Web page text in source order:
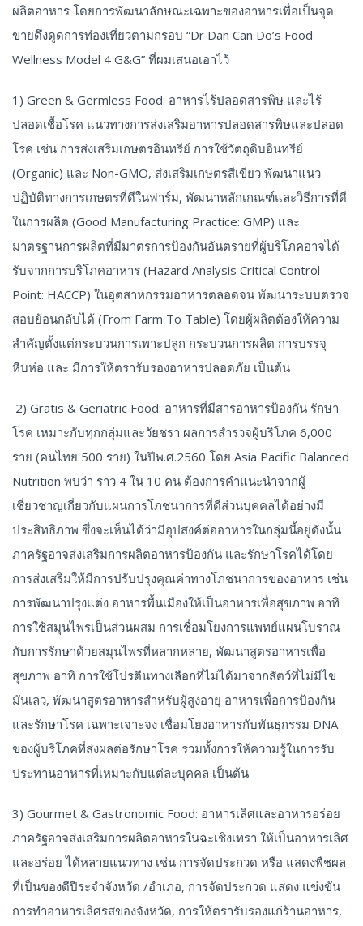
ผลิตอาหาร โดยการพัฒนาลักษณะเฉพาะของอาหารเพื่อเป็นจุด
ขายดึงดูดการท่องเที่ยวตามกรอบ “Dr Dan Can Do’s Food
Wellness Model 4 G&G” ที่ผมเสนอเอาไว้
1) Green & Germless Food: อาหารไร้ปลอดสารพิษ และไร้
ปลอดเชื้อโรค แนวทางการส่งเสริมอาหารปลอดสารพิษและปลอด
โรค เช่น การส่งเสริมเกษตรอินทรีย์ การใช้วัตถุดิบอินทรีย์
(Organic) และ Non-GMO, ส่งเสริมเกษตรสีเขียว พัฒนาแนว
ปฏิบัติทางการเกษตรที่ดีในฟาร์ม, พัฒนาหลักเกณฑ์และวิธีการที่ดี
ในการผลิต (Good Manufacturing Practice: GMP) และ
มาตรฐานการผลิตที่มีมาตรการป้องกันอันตรายที่ผู้บริโภคอาจได้
รับจากการบริโภคอาหาร (Hazard Analysis Critical Control
Point: HACCP) ในอุตสาหกรรมอาหารตลอดจน พัฒนาระบบตรวจ
สอบย้อนกลับได้ (From Farm To Table) โดยผู้ผลิตต้องให้ความ
สำคัญตั้งแต่กระบวนการเพาะปลูก กระบวนการผลิต การบรรจุ
หีบห่อ และ มีการให้ตรารับรองอาหารปลอดภัย เป็นต้น
2) Gratis & Geriatric Food: อาหารที่มีสารอาหารป้องกัน รักษา
โรค เหมาะกับทุกกลุ่มและวัยชรา ผลการสำรวจผู้บริโภค 6,000
ราย (คนไทย 500 ราย) ในปีพ.ศ.2560 โดย Asia Pacific Balanced
Nutrition พบว่า ราว 4 ใน 10 คน ต้องการคำแนะนำจากผู้
เชี่ยวชาญเกี่ยวกับแผนการโภชนาการที่ดีส่วนบุคคลได้อย่างมี
ประสิทธิภาพ ซึ่งจะเห็นได้ว่ามีอุปสงค์ต่ออาหารในกลุ่มนี้อยู่ดังนั้น
ภาครัฐอาจส่งเสริมการผลิตอาหารป้องกัน และรักษาโรคได้โดย
การส่งเสริมให้มีการปรับปรุงคุณค่าทางโภชนาการของอาหาร เช่น
การพัฒนาปรุงแต่ง อาหารพื้นเมืองให้เป็นอาหารเพื่อสุขภาพ อาทิ
การใช้สมุนไพรเป็นส่วนผสม การเชื่อมโยงการแพทย์แผนโบราณ
กับการรักษาด้วยสมุนไพรที่หลากหลาย, พัฒนาสูตรอาหารเพื่อ
สุขภาพ อาทิ การใช้โปรตีนทางเลือกที่ไม่ได้มาจากสัตว์ที่ไม่มีไข
มันเลว, พัฒนาสูตรอาหารสำหรับผู้สูงอายุ อาหารเพื่อการป้องกัน
และรักษาโรค เฉพาะเจาะจง เชื่อมโยงอาหารกับพันธุกรรม DNA
ของผู้บริโภคที่ส่งผลต่อรักษาโรค รวมทั้งการให้ความรู้ในการรับ
ประทานอาหารที่เหมาะกับแต่ละบุคคล เป็นต้น
3) Gourmet & Gastronomic Food: อาหารเลิศและอาหารอร่อย
ภาครัฐอาจส่งเสริมการผลิตอาหารในฉะเชิงเทรา ให้เป็นอาหารเลิศ
และอร่อย ได้หลายแนวทาง เช่น การจัดประกวด หรือ แสดงพืชผล
ที่เป็นของดีปีระจำจังหวัด /อำเภอ, การจัดประกวด แสดง แข่งขัน
การทำอาหารเลิศรสของจังหวัด, การให้ตรารับรองแก่ร้านอาหาร,